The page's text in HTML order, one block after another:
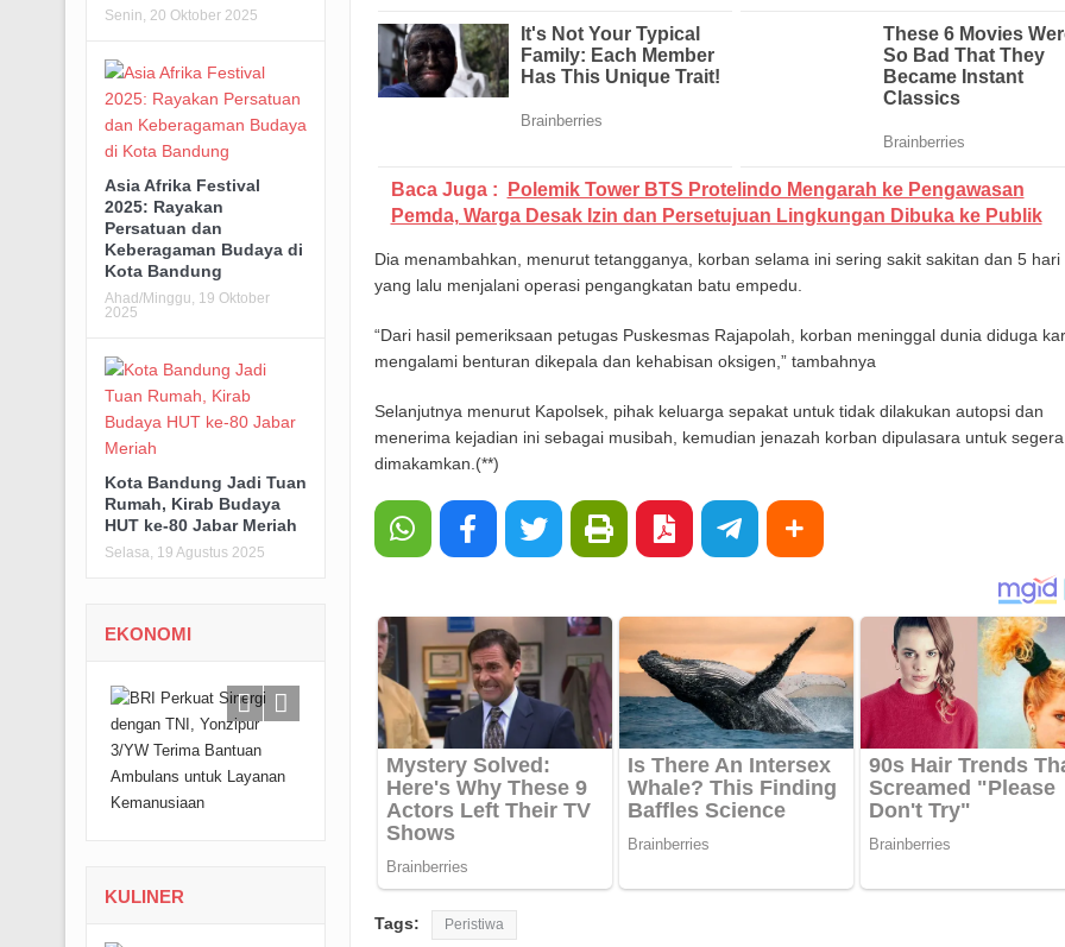
Baca Juga :
Polemik Tower BTS Protelindo Mengarah ke Pengawasan
Pemda, Warga Desak Izin dan Persetujuan Lingkungan Dibuka ke Publik
Dia menambahkan, menurut tetangganya, korban selama ini sering sakit sakitan dan 5 hari
yang lalu menjalani operasi pengangkatan batu empedu.
“Dari hasil pemeriksaan petugas Puskesmas Rajapolah, korban meninggal dunia diduga
mengalami benturan dikepala dan kehabisan oksigen,” tambahnya
Selanjutnya menurut Kapolsek, pihak keluarga sepakat untuk tidak dilakukan autopsi dan
menerima kejadian ini sebagai musibah, kemudian jenazah korban dipulasara untuk segera
dimakamkan.(**)
Tags: Peristiwa
Senin, 20 Oktober 2025
Asia Afrika Festival
2025: Rayakan
Persatuan dan
Keberagaman Budaya di
Kota Bandung
Ahad/Minggu, 19 Oktober
2025
Kota Bandung Jadi Tuan
Rumah, Kirab Budaya
HUT ke-80 Jabar Meriah
Selasa, 19 Agustus 2025
EKONOMI
KULINER